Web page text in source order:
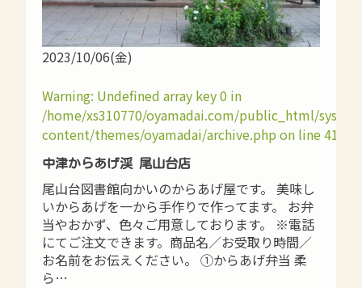
2023/10/06(金)
Warning: Undefined array key 0 in
/home/xs310770/oyamadai.com/public_html/
content/themes/oyamadai/archive.phpon line41
中津からあげ渓 尾山台店
尾山台図書館向かいのからあげ屋です。 美味し
いからあげを一から手作りで作ってます。 お弁
当やおかず、色々ご用意しております。 ※電話
にてご注文できます。商品名／お受取り時間／
お名前をお伝えください。 ①からあげ弁当 柔
ら…